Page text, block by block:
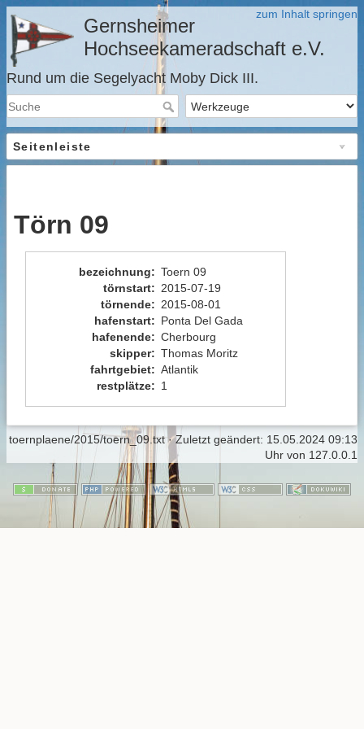
zum Inhalt springen
Gernsheimer
Hochseekameradschaft e.V.
Rund um die Segelyacht Moby Dick III.
Seitenleiste
Törn 09
bezeichnung: Toern 09
törnstart: 2015-07-19
törnende: 2015-08-01
hafenstart: Ponta Del Gada
hafenende: Cherbourg
skipper: Thomas Moritz
fahrtgebiet: Atlantik
restplätze: 1
toernplaene/2015/toern_09.txt· Zuletzt geändert: 15.05.2024 09:13
Uhr von 127.0.0.1